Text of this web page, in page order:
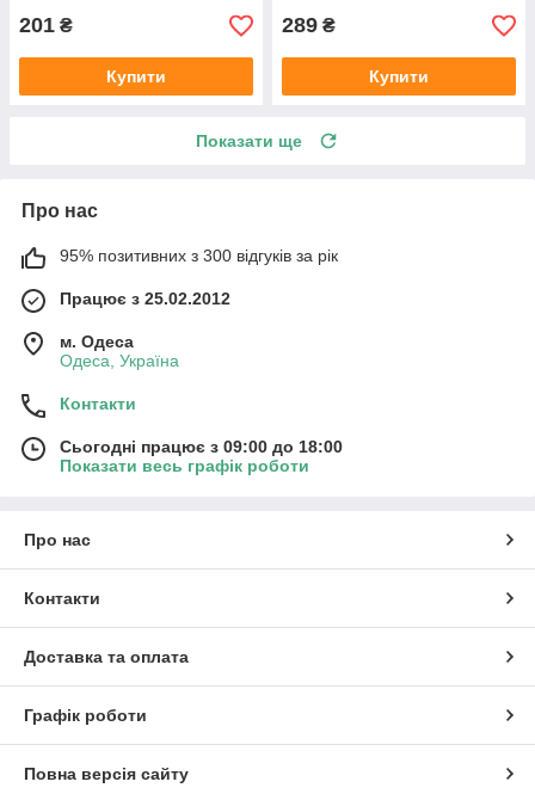
201 ₴
Купити
289 ₴
Купити
Показати ще
Про нас
95% позитивних з 300 відгуків за рік
Працює з 25.02.2012
м. Одеса
Одеса, Україна
Контакти
Сьогодні працює з 09:00 до 18:00
Показати весь графік роботи
Про нас
Контакти
Доставка та оплата
Графік роботи
Повна версія сайту